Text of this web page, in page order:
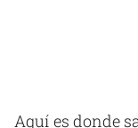
Aquí es donde